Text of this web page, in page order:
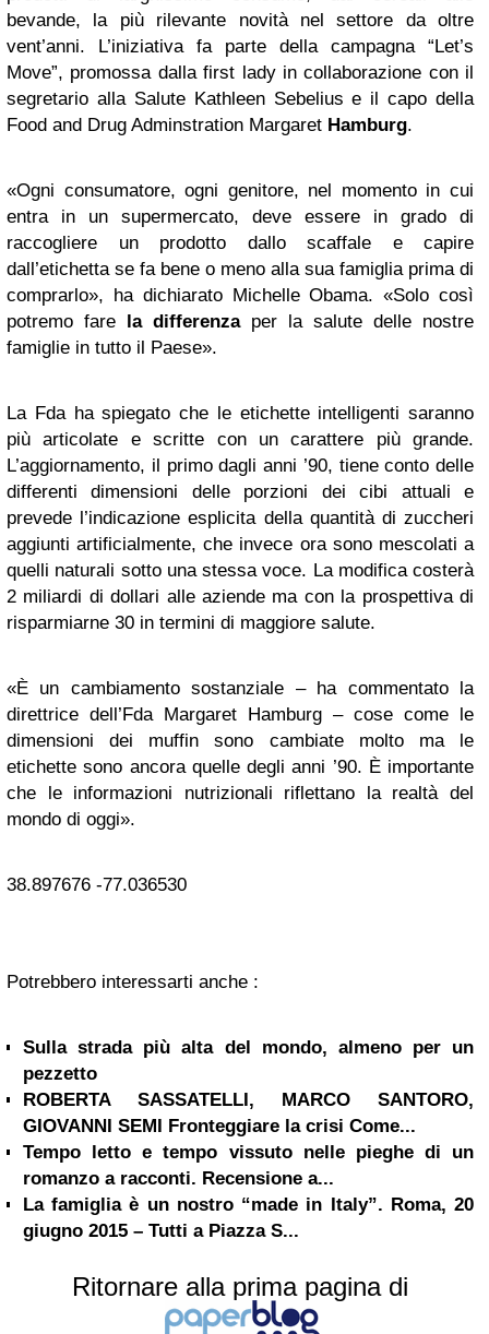
bevande, la più rilevante novità nel settore da oltre
vent’anni. L’iniziativa fa parte della campagna “Let’s
Move”, promossa dalla first lady in collaborazione con il
segretario alla Salute Kathleen Sebelius e il capo della
Food and Drug Adminstration Margaret Hamburg.
«Ogni consumatore, ogni genitore, nel momento in cui
entra in un supermercato, deve essere in grado di
raccogliere un prodotto dallo scaffale e capire
dall’etichetta se fa bene o meno alla sua famiglia prima di
comprarlo», ha dichiarato Michelle Obama. «Solo così
potremo fare
la differenzaper la salute delle nostre
famiglie in tutto il Paese».
La Fda ha spiegato che le etichette intelligenti saranno
più articolate e scritte con un carattere più grande.
L’aggiornamento, il primo dagli anni ’90, tiene conto delle
differenti dimensioni delle porzioni dei cibi attuali e
prevede l’indicazione esplicita della quantità di zuccheri
aggiunti artificialmente, che invece ora sono mescolati a
quelli naturali sotto una stessa voce. La modifica costerà
2 miliardi di dollari alle aziende ma con la prospettiva di
risparmiarne 30 in termini di maggiore salute.
«È un cambiamento sostanziale – ha commentato la
direttrice dell’Fda Margaret Hamburg – cose come le
dimensioni dei muffin sono cambiate molto ma le
etichette sono ancora quelle degli anni ’90. È importante
che le informazioni nutrizionali riflettano la realtà del
mondo di oggi».
38.897676 -77.036530
Potrebbero interessarti anche :
Sulla strada più alta del mondo, almeno per un
pezzetto
ROBERTA SASSATELLI, MARCO SANTORO,
GIOVANNI SEMI Fronteggiare la crisi Come...
Tempo letto e tempo vissuto nelle pieghe di un
romanzo a racconti. Recensione a...
La famiglia è un nostro “made in Italy”. Roma, 20
giugno 2015 – Tutti a Piazza S...
Ritornare alla prima pagina di